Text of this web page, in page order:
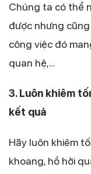
Chúng ta có thể
được nhưng
công việc đó
quan hệ,…
3. Luôn khiêm
kết quả
Hãy luôn khiêm
khoang, hồ hởi